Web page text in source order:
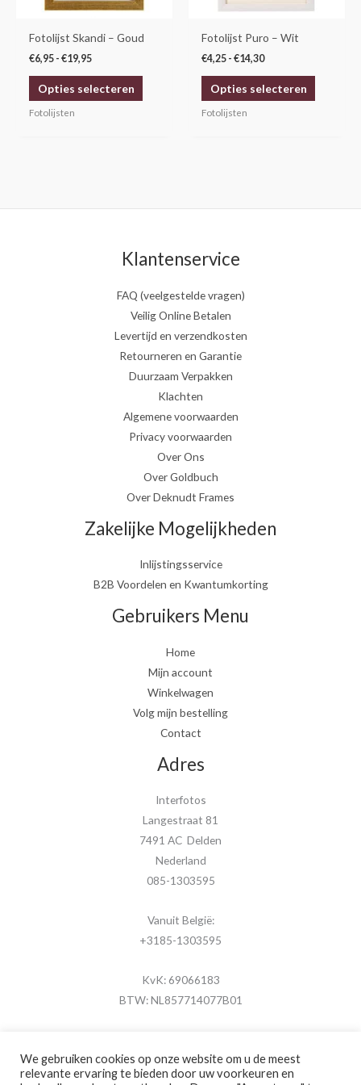
Fotolijst Skandi – Goud
€6,95 - €19,95
Opties selecteren
kan
gekozen
op
productpagina
Fotolijsten
Fotolijst Puro – Wit
€4,25 - €14,30
Opties selecteren
kan
op
Fotolijsten
Klantenservice
FAQ (veelgestelde vragen)
Veilig Online Betalen
Levertijd en verzendkosten
Retourneren en Garantie
Duurzaam Verpakken
Klachten
Algemene voorwaarden
Privacy voorwaarden
Over Ons
Over Goldbuch
Over Deknudt Frames
Zakelijke Mogelijkheden
Inlijstingsservice
B2B Voordelen en Kwantumkorting
Gebruikers Menu
Home
Mijn account
Winkelwagen
Volg mijn bestelling
Contact
Adres
Interfotos
Langestraat 81
7491 AC Delden
Nederland
085-1303595
Vanuit België:
+3185-1303595
KvK: 69066183
BTW: NL857714077B01
We gebruiken cookies op onze website om u de meest
relevante ervaring te bieden door uw voorkeuren en